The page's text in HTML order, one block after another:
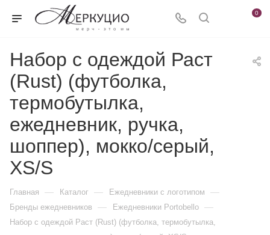
0
Набор с одеждой Раст
(Rust) (футболка,
термобутылка,
ежедневник, ручка,
шоппер), мокко/серый,
XS/S
Главная — Каталог — Ежедневники c логотипом —
Бренды ежедневников — Ежедневники Portobello —
Набор с одеждой Раст (Rust) (футболка, термобутылка,